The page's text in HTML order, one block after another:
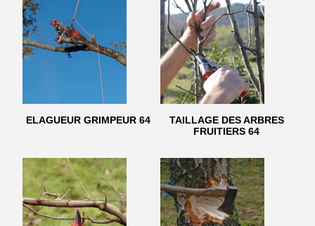
ELAGUEUR GRIMPEUR 64
TAILLAGE DES ARBRES
FRUITIERS 64